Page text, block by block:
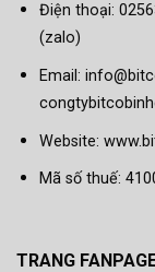
Điện thoại:
(zalo)
Email:
Website:
Mã số thuế:
TRANG